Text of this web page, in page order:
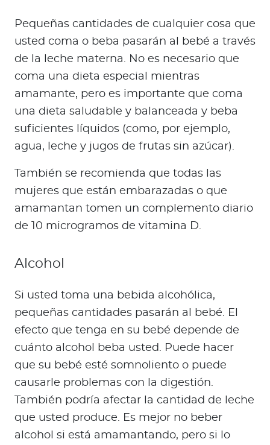
Pequeñas cantidades de cualquier cosa que
usted coma o beba pasarán al bebé a través
de la leche materna. No es necesario que
coma una dieta especial mientras
amamante, pero es importante que coma
una dieta saludable y balanceada y beba
suficientes líquidos (como, por ejemplo,
agua, leche y jugos de frutas sin azúcar).
También se recomienda que todas las
mujeres que están embarazadas o que
amamantan tomen un complemento diario
de 10 microgramos de vitamina D.
Alcohol
Si usted toma una bebida alcohólica,
pequeñas cantidades pasarán al bebé. El
efecto que tenga en su bebé depende de
cuánto alcohol beba usted. Puede hacer
que su bebé esté somnoliento o puede
causarle problemas con la digestión.
También podría afectar la cantidad de leche
que usted produce. Es mejor no beber
alcohol si está amamantando, pero si lo